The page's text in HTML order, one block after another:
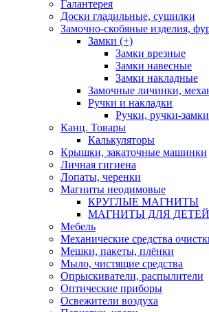
Галантерея
Доски гладильные, сушилки
Замочно-скобяные изделия,
Замки (+)
Замки врезные
Замки навесные
Замки накладные
Замочные личинки,
Ручки и накладки
Ручки, ручки-замки
Канц. Товары
Калькуляторы
Крышки, закаточные машинки
Личная гигиена
Лопаты, черенки
Магниты неодимовые
КРУГЛЫЕ МАГНИТЫ
МАГНИТЫ ДЛЯ ДЕТЕЙ
Мебель
Механические средства
Мешки, пакеты, плёнки
Мыло, чистящие средства
Опрыскиватели, распылители
Оптические приборы
Освежители воздуха